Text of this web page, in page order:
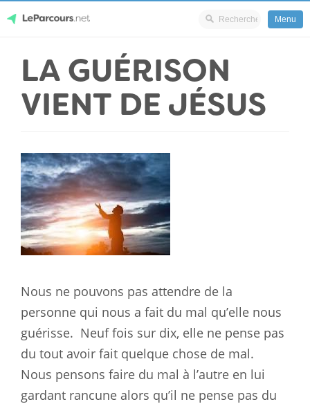
content
LeParcours.net
Menu
LA GUÉRISON
VIENT DE JÉSUS
Nous ne pouvons pas attendre de la
personne qui nous a fait du mal qu’elle nous
guérisse. Neuf fois sur dix, elle ne pense pas
du tout avoir fait quelque chose de mal.
Nous pensons faire du mal à l’autre en lui
gardant rancune alors qu’il ne pense pas du